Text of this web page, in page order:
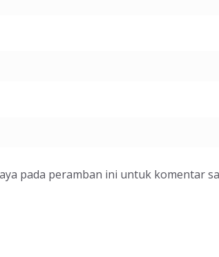
pada peramban ini untuk komentar